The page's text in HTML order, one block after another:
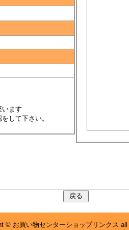
います
して下さい。
© お買い物センターショップリンクス